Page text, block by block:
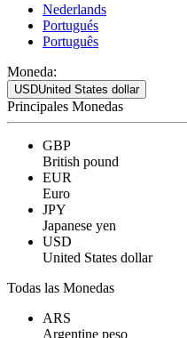
Nederlands
Portugués
Português
Moneda:
USDUnited States dollar
Principales Monedas
GBP
British pound
EUR
Euro
JPY
Japanese yen
USD
United States dollar
Todas las Monedas
ARS
Argentine peso